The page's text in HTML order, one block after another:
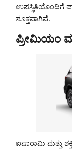
ಉಪಸ್ಥಿತಿಯೊಂದಿಗೆ
ಸೂಕ್ತವಾಗಿವೆ.
ಪ್ರೀಮಿಯಂ
ಐಷಾರಾಮಿ ಮತ್ತು